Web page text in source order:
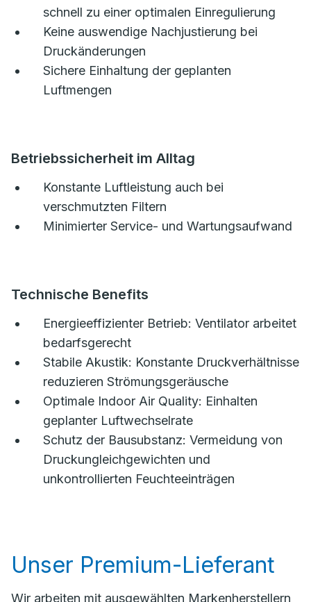
schnell zu einer optimalen Einregulierung
Keine auswendige Nachjustierung bei
Druckänderungen
Sichere Einhaltung der geplanten
Luftmengen
Betriebssicherheit im Alltag
Konstante Luftleistung auch bei
verschmutzten Filtern
Minimierter Service- und Wartungsaufwand
Technische Benefits
Energieeffizienter Betrieb: Ventilator arbeitet
bedarfsgerecht
Stabile Akustik: Konstante Druckverhältnisse
reduzieren Strömungsgeräusche
Optimale Indoor Air Quality: Einhalten
geplanter Luftwechselrate
Schutz der Bausubstanz: Vermeidung von
Druckungleichgewichten und
unkontrollierten Feuchteeinträgen
Unser Premium-Lieferant
Wir arbeiten mit ausgewählten Markenherstellern